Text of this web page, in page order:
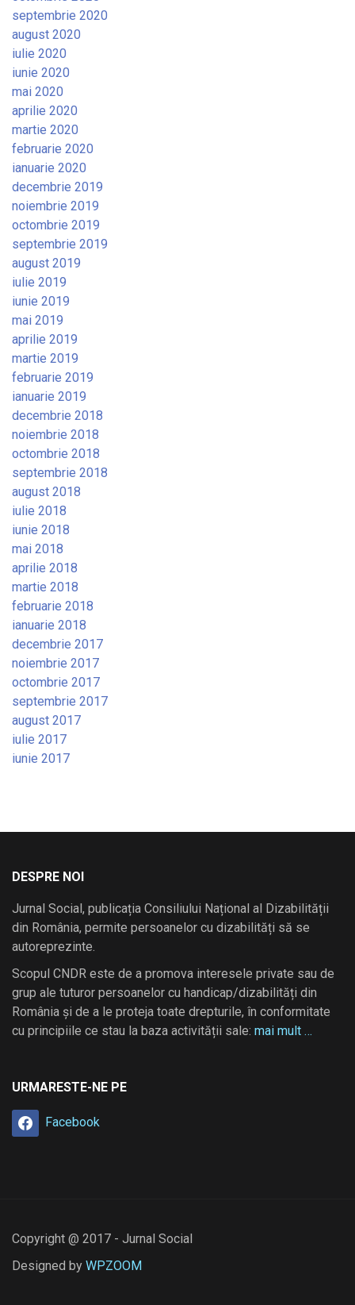
septembrie 2020
august 2020
iulie 2020
iunie 2020
mai 2020
aprilie 2020
martie 2020
februarie 2020
ianuarie 2020
decembrie 2019
noiembrie 2019
octombrie 2019
septembrie 2019
august 2019
iulie 2019
iunie 2019
mai 2019
aprilie 2019
martie 2019
februarie 2019
ianuarie 2019
decembrie 2018
noiembrie 2018
octombrie 2018
septembrie 2018
august 2018
iulie 2018
iunie 2018
mai 2018
aprilie 2018
martie 2018
februarie 2018
ianuarie 2018
decembrie 2017
noiembrie 2017
octombrie 2017
septembrie 2017
august 2017
iulie 2017
iunie 2017
DESPRE NOI
Jurnal Social, publicația Consiliului Național al Dizabilității
din România, permite persoanelor cu dizabilități să se
autoreprezinte.
Scopul CNDR este de a promova interesele private sau de
grup ale tuturor persoanelor cu handicap/dizabilități din
România și de a le proteja toate drepturile, în conformitate
cu principiile ce stau la baza activității sale: mai mult …
URMARESTE-NE PE
Facebook
Copyright @ 2017 - Jurnal Social
Designed by WPZOOM